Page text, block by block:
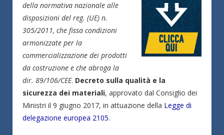
della normativa nazionale alle
disposizioni del reg. (UE) n.
305/2011, che fissa condizioni
armonizzate per la
commercializzazione dei prodotti
da costruzione e che abroga la
dir. 89/106/CEE. Decreto sulla qualità e la
sicurezza dei materiali, approvato dal Consiglio dei
Ministri il 9 giugno 2017, in attuazione della Legge di
delegazione europea 2105.